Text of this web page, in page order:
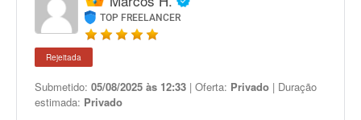
TOP FREELANCER
Rejeitada
Submetido: 05/08/2025 às 12:33 | Oferta: Privado | Duração
estimada: Privado